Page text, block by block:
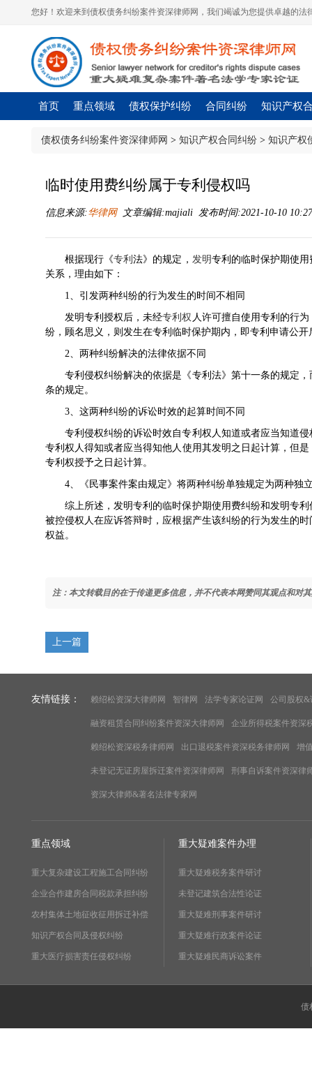
您好！欢迎来到债权债务纠纷案件资深律师网，我们竭诚为您提供卓越的法
首页 重点领域 债权保护纠纷 合同纠纷 知识产权
债权债务纠纷案件资深律师网 > 知识产权合同纠纷 > 知识产权
临时使用费纠纷属于专利侵权吗
信息来源:华律网文章编辑:majiali 发布时间:2021-10-10
根据现行《专利法》的规定， 发明专利的临时保护期使
关系，理由如下：
1、引发两种纠纷的行为发生的时间不相同
发明专利授权后，未经专利权 人许可擅自使用专利的行
纷，顾名思义，则发生在专利临时保护期内，即专利申请公
2、两种纠纷解决的法律依据不同
专利侵权纠纷解决的依据是《专利法》第十一条的规定
条的规定。
3、这两种纠纷的诉讼时效的起算时间不同
专利侵权纠纷的诉讼时效自专利权人知道或者应当知道
专利权人得知或者应当得知他人使用其发明之日起计算，但
专利权授予之日起计算。
4、《民事案件案由规定》将两种纠纷单独规定为两种独
综上所述，发明专利的临时保护期使用费纠纷和发明专
被控侵权人在应诉答辩时，应根据产生该纠纷的行为发生的
权益。
注：本文转载目的在于传递更多信息，并不代表本网赞同其观点和对
上一篇
友情链接： 赖绍松资深大律师网 智律网 法学专家论证网 公司股权&
融资租赁合同纠纷案件资深大律师网 企业所得税案件资深
赖绍松资深税务律师网 出口退税案件资深税务律师网 增
未登记无证房屋拆迁案件资深律师网 刑事自诉案件资深律
资深大律师&著名法律专家网
重点领域
重大复杂建设工程施工合同纠纷
企业合作建房合同税款承担纠纷
农村集体土地征收征用拆迁补偿
知识产权合同及侵权纠纷
重大医疗损害责任侵权纠纷
重大疑难案件办理
重大疑难税务案件研讨
未登记建筑合法性论证
重大疑难刑事案件研讨
重大疑难行政案件论证
重大疑难民商诉讼案件
债